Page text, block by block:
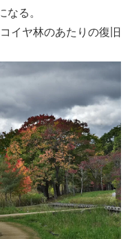
なる。
イヤ林のあたりの復旧